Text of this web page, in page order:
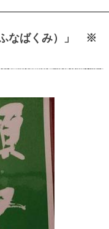
なばくみ）」 ※